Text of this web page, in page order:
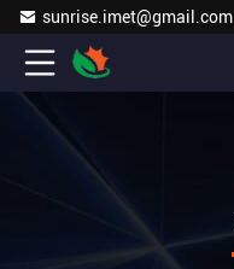
sunrise.imet@gmail.com